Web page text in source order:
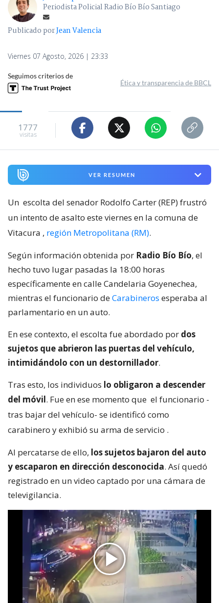
Periodista Policial Radio Bío Bío Santiago
Publicado porJean Valencia
Viernes 07 Agosto, 2026 | 23:33
Seguimos criterios de
Ética y transparencia de BBCL
1777
visitas
VER RESUMEN
Un escolta del senador Rodolfo Carter (REP) frustró
un intento de asalto este viernes en la comuna de
Vitacura , región Metropolitana (RM).
Según información obtenida por Radio Bío Bío, el
hecho tuvo lugar pasadas la 18:00 horas
específicamente en calle Candelaria Goyenechea,
mientras el funcionario deCarabineros esperaba al
parlamentario en un auto.
En ese contexto, el escolta fue abordado por dos
sujetos que abrieron las puertas del vehículo,
intimidándolo con un destornillador.
Tras esto, los individuos lo obligaron a descender
del móvil. Fue en ese momento que el funcionario -
tras bajar del vehículo- se identificó como
carabinero y exhibió su arma de servicio .
Al percatarse de ello, los sujetos bajaron del auto
y escaparon en dirección desconocida. Así quedó
registrado en un video captado por una cámara de
televigilancia.